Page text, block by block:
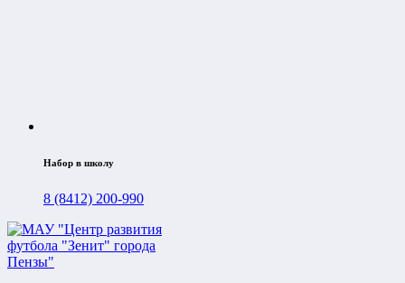
Набор в школу
8 (8412) 200-990